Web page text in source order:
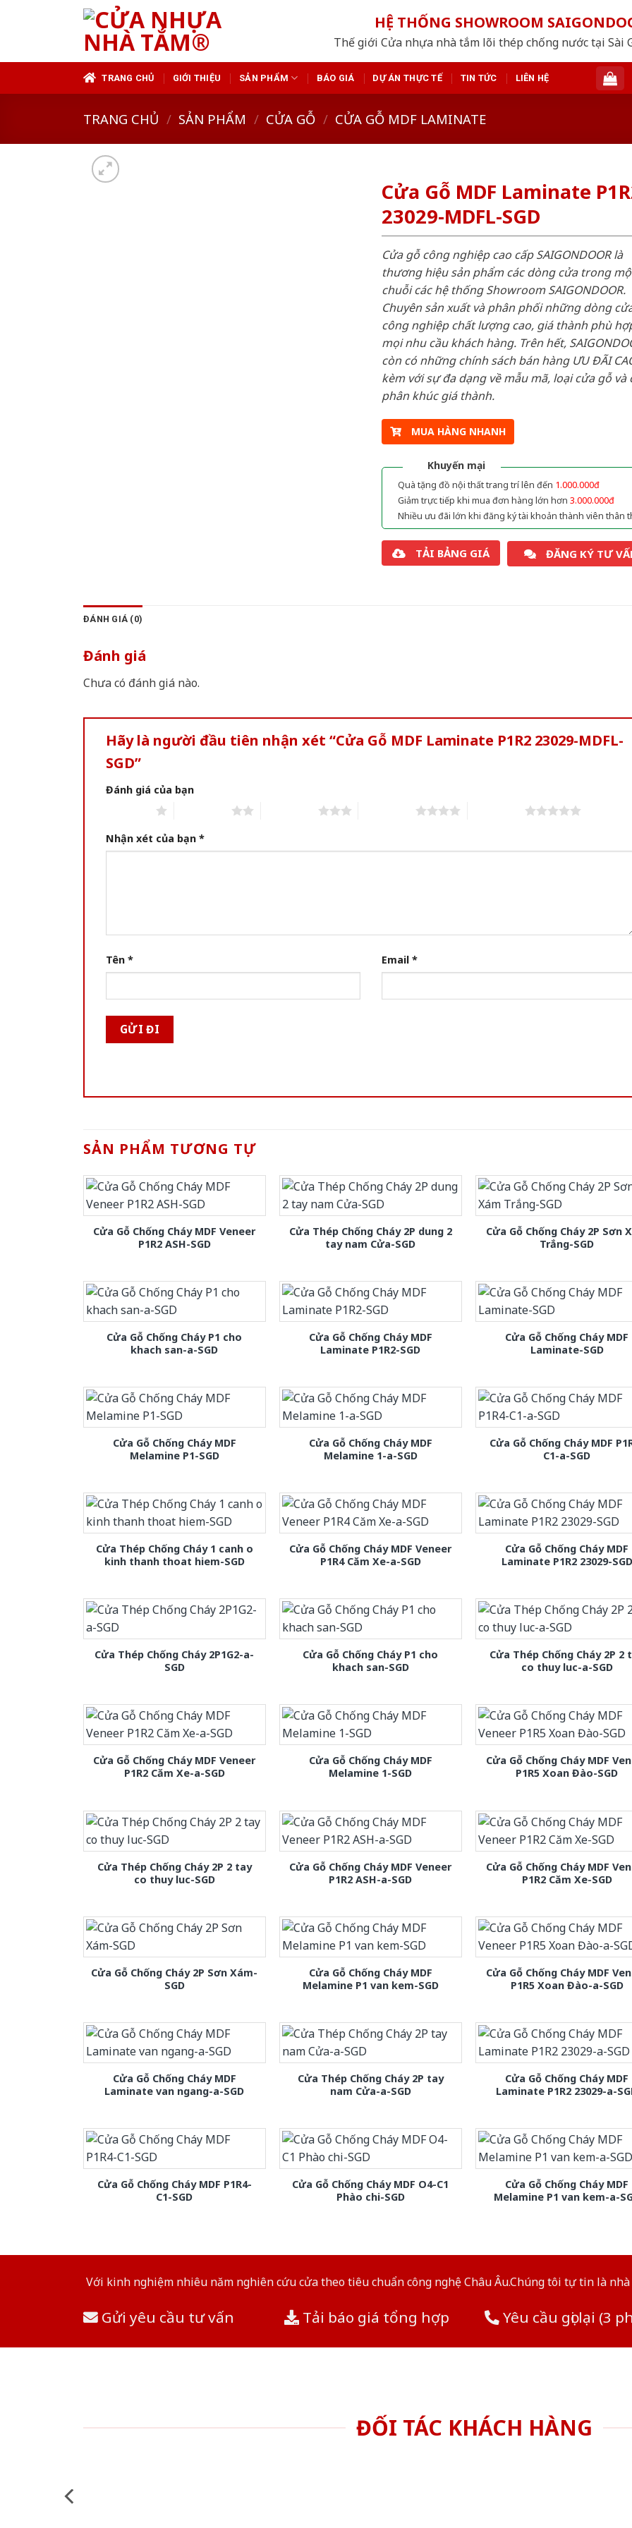
HỆ THỐNG SHOWROOM
Thế giới Cửa nhựa nhà tắm lõi thép chống nước tại Sài
TRANG CHỦ GIỚI THIỆU SẢN PHẨM BÁO GIÁ DỰ ÁN THỰC TẾ TIN TỨC LIÊN HỆ
TRANG CHỦ / SẢN PHẨM / CỬA GỖ / CỬA GỖ MDF LAMINATE
Cửa Gỗ MDF Laminate
23029-MDFL-SGD
Cửa gỗ công nghiệp cao cấp SAIGONDOOR là
thương hiệu sản phẩm các dòng cửa trong
chuỗi các hệ thống Showroom SAIGONDOOR.
Chuyên sản xuất và phân phối những dòng
công nghiệp chất lượng cao, giá thành phù
mọi nhu cầu khách hàng. Trên hết,
còn có những chính sách bán hàng ƯU ĐÃI
kèm với sự đa dạng về mẫu mã, loại cửa gỗ và
phân khúc giá thành.
MUA HÀNG NHANH
Khuyến mại
Quà tặng đồ nội thất trang trí lên đến 1.000.000đ
Giảm trực tiếp khi mua đơn hàng lớn hơn 3.000.000đ
Nhiều ưu đãi lớn khi đăng ký tài khoản thành viên thân
TẢI BẢNG GIÁ ĐĂNG KÝ TƯ
ĐÁNH GIÁ (0)
Đánh giá
Chưa có đánh giá nào.
Hãy là người đầu tiên nhận xét “Cửa Gỗ MDF Laminate P1R2 23029-MDFL-
SGD”
Đánh giá của bạn
Nhận xét của bạn *
Tên * Email *
SẢN PHẨM TƯƠNG TỰ
Cửa Gỗ Chống Cháy MDF Veneer
P1R2 ASH-SGD
Cửa Thép Chống Cháy 2P dung 2
tay nam Cửa-SGD
Cửa Gỗ Chống Cháy 2P Sơn
Trắng-SGD
Cửa Gỗ Chống Cháy P1 cho
khach san-a-SGD
Cửa Gỗ Chống Cháy MDF
Laminate P1R2-SGD
Cửa Gỗ Chống Cháy MDF
Laminate-SGD
Cửa Gỗ Chống Cháy MDF
Melamine P1-SGD
Cửa Gỗ Chống Cháy MDF
Melamine 1-a-SGD
Cửa Gỗ Chống Cháy MDF
C1-a-SGD
Cửa Thép Chống Cháy 1 canh o
kinh thanh thoat hiem-SGD
Cửa Gỗ Chống Cháy MDF Veneer
P1R4 Căm Xe-a-SGD
Cửa Gỗ Chống Cháy MDF
Laminate P1R2 23029-SGD
Cửa Thép Chống Cháy 2P1G2-a-
SGD
Cửa Gỗ Chống Cháy P1 cho
khach san-SGD
Cửa Thép Chống Cháy 2P 2
co thuy luc-a-SGD
Cửa Gỗ Chống Cháy MDF Veneer
P1R2 Căm Xe-a-SGD
Cửa Gỗ Chống Cháy MDF
Melamine 1-SGD
Cửa Gỗ Chống Cháy MDF
P1R5 Xoan Đào-SGD
Cửa Thép Chống Cháy 2P 2 tay
co thuy luc-SGD
Cửa Gỗ Chống Cháy MDF Veneer
P1R2 ASH-a-SGD
Cửa Gỗ Chống Cháy MDF
P1R2 Căm Xe-SGD
Cửa Gỗ Chống Cháy 2P Sơn Xám-
SGD
Cửa Gỗ Chống Cháy MDF
Melamine P1 van kem-SGD
Cửa Gỗ Chống Cháy MDF
P1R5 Xoan Đào-a-SGD
Cửa Gỗ Chống Cháy MDF
Laminate van ngang-a-SGD
Cửa Thép Chống Cháy 2P tay
nam Cửa-a-SGD
Cửa Gỗ Chống Cháy MDF
Laminate P1R2 23029-a-
Cửa Gỗ Chống Cháy MDF P1R4-
C1-SGD
Cửa Gỗ Chống Cháy MDF O4-C1
Phào chi-SGD
Cửa Gỗ Chống Cháy MDF
Melamine P1 van kem-a-
Với kinh nghiệm nhiêu năm nghiên cứu cửa theo tiêu chuẩn công nghệ Châu Âu.Chúng tôi tự tin là
Gửi yêu cầu tư vấn Tải báo giá tổng hợp Yêu cầu gọi lại (3
ĐỐI TÁC KHÁCH HÀNG